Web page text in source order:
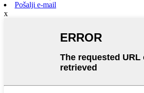
Pošalji e-mail
x